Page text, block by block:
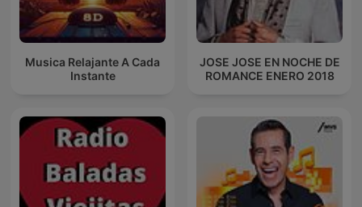
Musica Relajante A Cada
Instante
JOSE JOSE EN NOCHE DE
ROMANCE ENERO 2018